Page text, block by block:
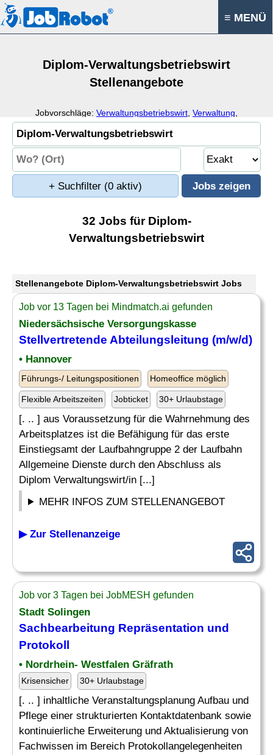
≡ MENÜ
Diplom-Verwaltungsbetriebswirt
Stellenangebote
Jobvorschläge: Verwaltungsbetriebswirt Verwaltung
Betriebswirtschaft,Verwaltungsrecht
+ Suchfilter (0 aktiv)
32 Jobs für Diplom-
Verwaltungsbetriebswirt
Stellenangebote Diplom-Verwaltungsbetriebswirt Jobs
Job vor 13 Tagen bei Mindmatch.ai gefunden
Niedersächsische Versorgungskasse
Stellvertretende Abteilungsleitung (m/w/d)
• Hannover
Führungs-/ Leitungspositionen Homeoffice möglich
Flexible Arbeitszeiten Jobticket 30+ Urlaubstage
[. .. ] aus Voraussetzung für die Wahrnehmung des
Arbeitsplatzes ist die Befähigung für das erste
Einstiegsamt der Laufbahngruppe 2 der Laufbahn
Allgemeine Dienste durch den Abschluss als
Diplom Verwaltungswirt/in [...]
MEHR INFOS ZUM STELLENANGEBOT
▶ Zur Stellenanzeige
Job vor 3 Tagen bei JobMESH gefunden
Stadt Solingen
Sachbearbeitung Repräsentation und
Protokoll
• Nordrhein- Westfalen Gräfrath
Krisensicher 30+ Urlaubstage
[. .. ] inhaltliche Veranstaltungsplanung Aufbau und
Pflege einer strukturierten Kontaktdatenbank sowie
kontinuierliche Erweiterung und Aktualisierung von
Fachwissen im Bereich Protokollangelegenheiten